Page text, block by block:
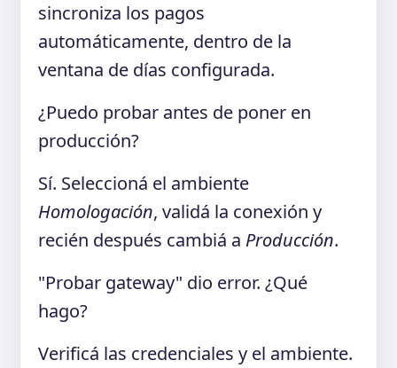
sincroniza los pagos
automáticamente, dentro de la
ventana de días configurada.
¿Puedo probar antes de poner en
producción?
Sí. Seleccioná el ambiente
Homologación, validá la conexión y
recién después cambiá a Producción.
"Probar gateway" dio error. ¿Qué
hago?
Verificá las credenciales y el ambiente.